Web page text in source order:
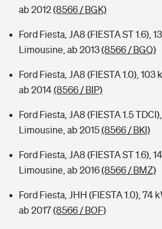
ab 2012(8566 / BGK)
Ford Fiesta, JA8 (FIESTA ST 1.6),
Limousine, ab 2013(8566 / BGQ)
Ford Fiesta, JA8 (FIESTA 1.0), 103
ab 2014(8566 / BIP)
Ford Fiesta, JA8 (FIESTA 1.5
Limousine, ab 2015(8566 / BKI)
Ford Fiesta, JA8 (FIESTA ST 1.6),
Limousine, ab 2016(8566 / BMZ)
Ford Fiesta, JHH (FIESTA 1.0), 74
ab 2017(8566 / BOF)